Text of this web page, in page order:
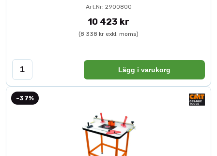
Art.Nr: 2900800
10 423 kr
(8 338 kr exkl. moms)
Lägg i varukorg
-37%